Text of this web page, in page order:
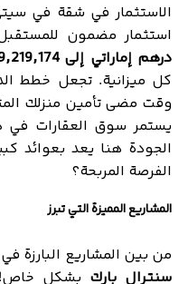
الاستثمار في شقة في
استثمار مضمون
درهم إماراتي إلى 19,219,174 درهم إماراتي
كل ميزانية. تجعل خطط
وقت مضى تأمين منزلك
يستمر سوق العقارات في
الجودة هنا يعد بعوائد
الفرصة المربحة؟
المشاريع المميزة التي تبرز
من بين المشاريع البارزة
سنترال بارك بشكل خاص!